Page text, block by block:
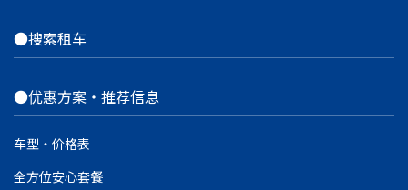
●搜索租车
●优惠方案・推荐信息
车型・价格表
全方位安心套餐